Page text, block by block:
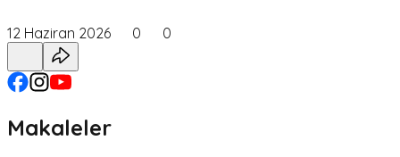
12 Haziran 2026 0 0
Makaleler